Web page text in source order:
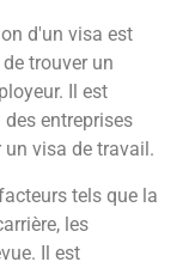
d'un visa est
trouver un
Il est
entreprises
visa de travail.
tels que la
les
Il est